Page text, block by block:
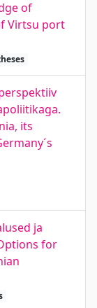
of
Virtsu port
its
ja
for